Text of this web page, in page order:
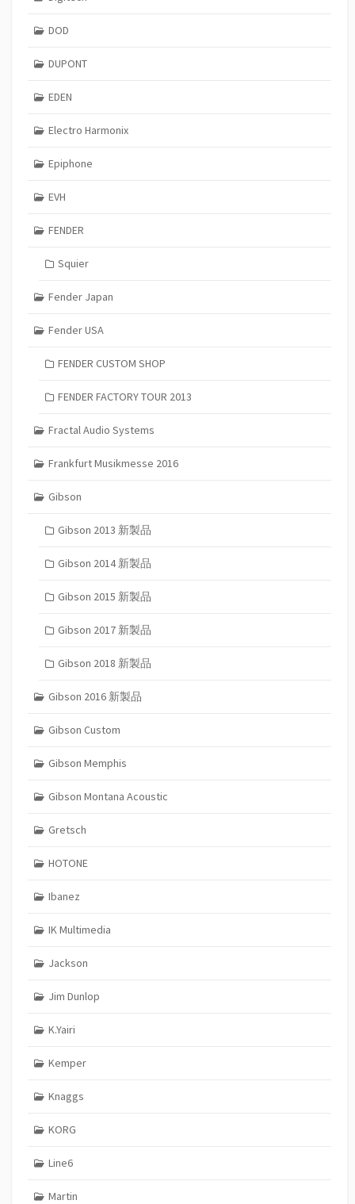
DOD
DUPONT
EDEN
Electro Harmonix
Epiphone
EVH
FENDER
Squier
Fender Japan
Fender USA
FENDER CUSTOM SHOP
FENDER FACTORY TOUR 2013
Fractal Audio Systems
Frankfurt Musikmesse 2016
Gibson
Gibson 2013 新製品
Gibson 2014 新製品
Gibson 2015 新製品
Gibson 2017 新製品
Gibson 2018 新製品
Gibson 2016 新製品
Gibson Custom
Gibson Memphis
Gibson Montana Acoustic
Gretsch
HOTONE
Ibanez
IK Multimedia
Jackson
Jim Dunlop
K.Yairi
Kemper
Knaggs
KORG
Line6
Martin